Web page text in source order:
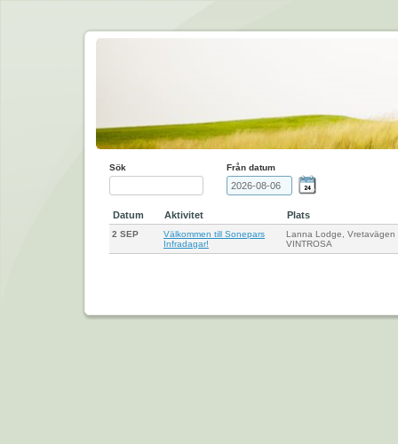
Sök Från datum
Datum Aktivitet Plats
2 SEP
Välkommen till Sonepars
Infradagar!
Lanna Lodge,
VINTROSA